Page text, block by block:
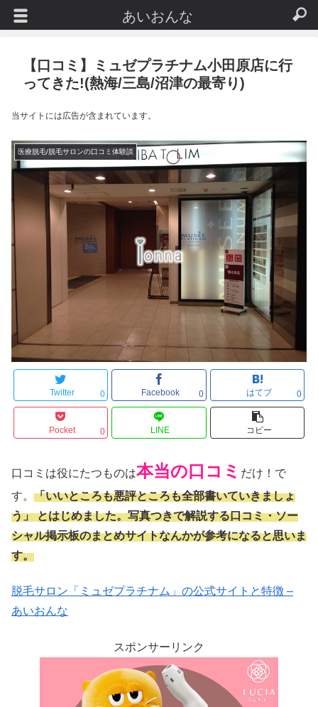
【口コミ】ミュゼプラチナム小田原店に行
ってきた!(熱海/三島/沼津の最寄り)
当サイトには広告が含まれています。
医療脱毛/脱毛サロンの口コミ体験談
Twitter 0 Facebook 0 はてブ 0
Pocket 0 LINE コピー
口コミは役にたつものは本当の口コミ だけ！で
す。 「いいところも悪評ところも全部書いていきましょ
う」 とはじめました。写真つきで解説する口コミ・ソー
シャル掲示板のまとめサイトなんかが参考になると思いま
す。
脱毛サロン「ミュゼプラチナム」の公式サイトと特徴 –
あいおんな
スポンサーリンク
あいおんな